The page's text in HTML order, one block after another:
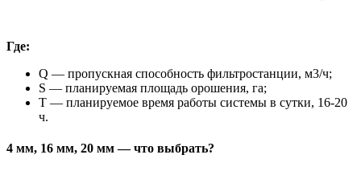
Где:
Q — пропускная способность фильтростанции, м3/ч;
S — планируемая площадь орошения, га;
Т — планируемое время работы системы в сутки, 16-20
ч.
4 мм, 16 мм, 20 мм — что выбрать?